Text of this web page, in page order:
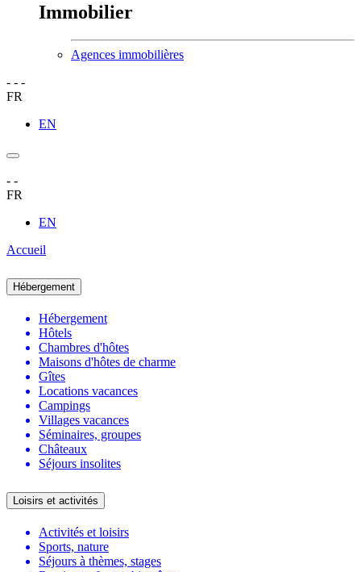
Immobilier
Agences immobilières
- - -
FR
EN
- -
FR
EN
Accueil
Hébergement
Hébergement
Hôtels
Chambres d'hôtes
Maisons d'hôtes de charme
Gîtes
Locations vacances
Campings
Villages vacances
Séminaires, groupes
Châteaux
Séjours insolites
Loisirs et activités
Activités et loisirs
Sports, nature
Séjours à thèmes, stages